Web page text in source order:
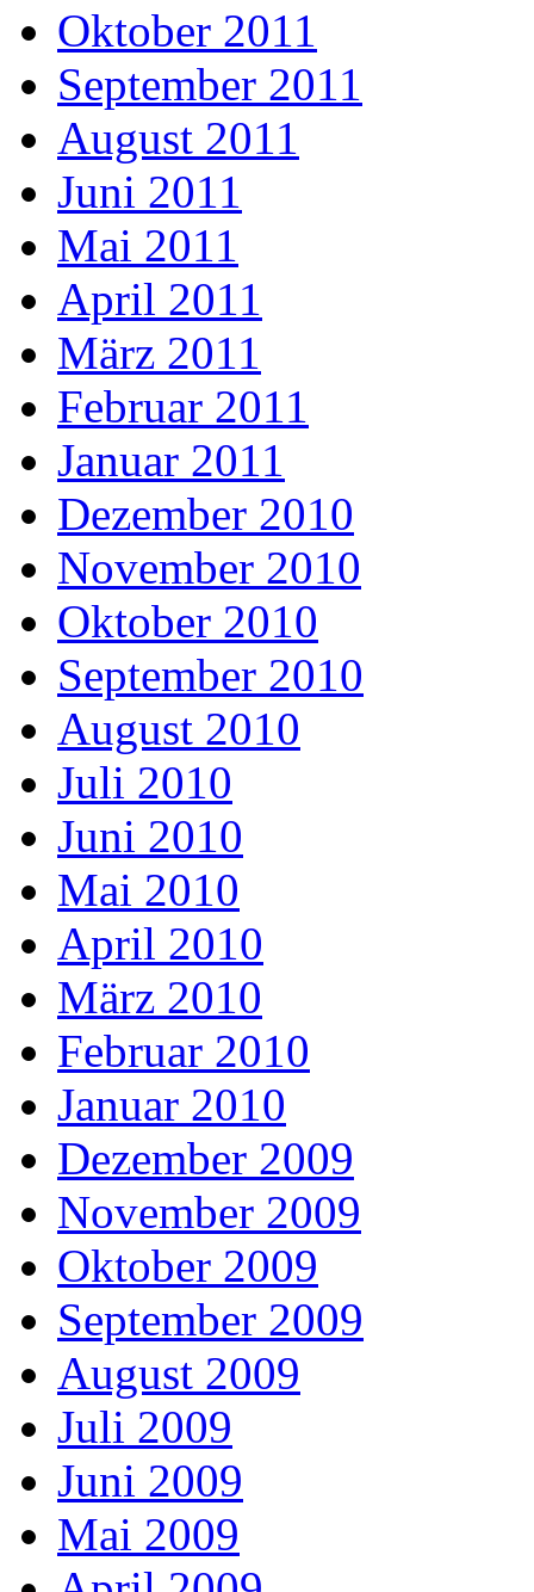
Oktober 2011
September 2011
August 2011
Juni 2011
Mai 2011
April 2011
März 2011
Februar 2011
Januar 2011
Dezember 2010
November 2010
Oktober 2010
September 2010
August 2010
Juli 2010
Juni 2010
Mai 2010
April 2010
März 2010
Februar 2010
Januar 2010
Dezember 2009
November 2009
Oktober 2009
September 2009
August 2009
Juli 2009
Juni 2009
Mai 2009